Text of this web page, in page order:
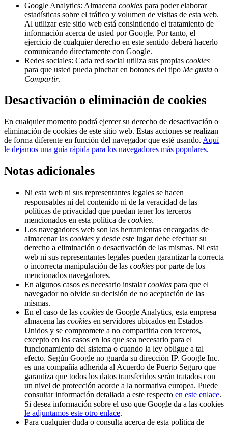
Google Analytics: Almacena cookies para poder elaborar
estadísticas sobre el tráfico y volumen de visitas de esta web.
Al utilizar este sitio web está consintiendo el tratamiento de
información acerca de usted por Google. Por tanto, el
ejercicio de cualquier derecho en este sentido deberá hacerlo
comunicando directamente con Google.
Redes sociales: Cada red social utiliza sus propias cookies
para que usted pueda pinchar en botones del tipo Me gusta o
Compartir.
Desactivación o eliminación de cookies
En cualquier momento podrá ejercer su derecho de desactivación o
eliminación de cookies de este sitio web. Estas acciones se realizan
de forma diferente en función del navegador que esté usando. Aquí
le dejamos una guía rápida para los navegadores más populares.
Notas adicionales
Ni esta web ni sus representantes legales se hacen
responsables ni del contenido ni de la veracidad de las
políticas de privacidad que puedan tener los terceros
mencionados en esta política de cookies.
Los navegadores web son las herramientas encargadas de
almacenar las cookies y desde este lugar debe efectuar su
derecho a eliminación o desactivación de las mismas. Ni esta
web ni sus representantes legales pueden garantizar la correcta
o incorrecta manipulación de las cookies por parte de los
mencionados navegadores.
En algunos casos es necesario instalarcookies para que el
navegador no olvide su decisión de no aceptación de las
mismas.
En el caso de las cookies de Google Analytics, esta empresa
almacena las cookies en servidores ubicados en Estados
Unidos y se compromete a no compartirla con terceros,
excepto en los casos en los que sea necesario para el
funcionamiento del sistema o cuando la ley obligue a tal
efecto. Según Google no guarda su dirección IP. Google Inc.
es una compañía adherida al Acuerdo de Puerto Seguro que
garantiza que todos los datos transferidos serán tratados con
un nivel de protección acorde a la normativa europea. Puede
consultar información detallada a este respecto en este enlace.
Si desea información sobre el uso que Google da a las cookies
le adjuntamos este otro enlace.
Para cualquier duda o consulta acerca de esta política de